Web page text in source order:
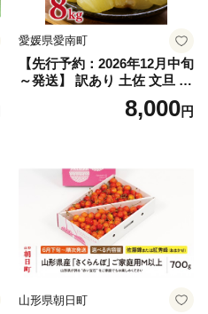
愛媛県愛南町
【先行予約：2026年12月中旬
～発送】 訳あり 土佐 文旦 8k
g (Mサイズ以上サイズミック
ス) 8000円 わけあり ぶんた
産 農家直送 期間限定 特産品
サイズミックス くらもとフ
ァーム 愛南町 愛媛県
8,000円
山形県朝日町